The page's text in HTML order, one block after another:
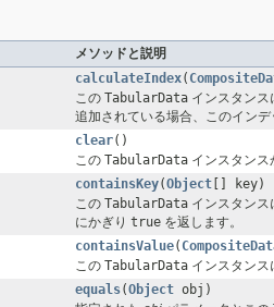
メソッドと説明
calculateIndex(
この TabularData インスタン
追加されている場合、このイン
clear()
この TabularData インスタン
containsKey(Object [] key)
この TabularData インスタン
にかぎり true を返します。
containsValue(
この TabularData インスタン
equals(Object obj)